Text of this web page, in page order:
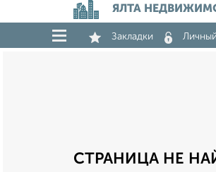
ЯЛТА
Закладки
СТРАНИЦА НЕ